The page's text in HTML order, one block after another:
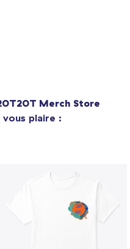
Merch Store
plaire :